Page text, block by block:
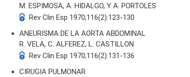
M. ESPIMOSA, A. HIDALGO, Y A. PORTOLES
Rev Clin Esp 1970;116(2):123-130
ANEURISMA DE LA AORTA ABDOMINAL
R. VELA, C. ALFEREZ, L. CASTILLON
Rev Clin Esp 1970;116(2):131-136
CIRUGIA PULMONAR